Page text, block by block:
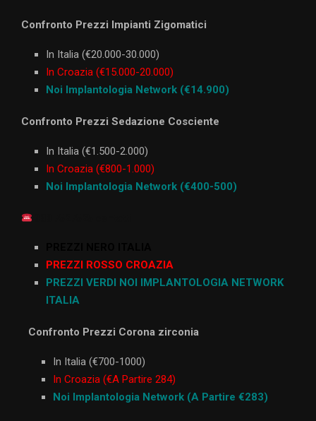
Confronto Prezzi Impianti Zigomatici
In Italia (€20.000-30.000)
In Croazia (€15.000-20.000)
Noi Implantologia Network (€14.900)
Confronto Prezzi Sedazione Cosciente
In Italia (€1.500-2.000)
In Croazia (€800-1.000)
Noi Implantologia Network (€400-500)
PREZZI ROSSO CROAZIA
PREZZI VERDI NOI IMPLANTOLOGIA NETWORK
ITALIA
Confronto Prezzi Corona zirconia
In Italia (€700-1000)
In Croazia (€A Partire 284)
Noi Implantologia Network (A Partire €283)